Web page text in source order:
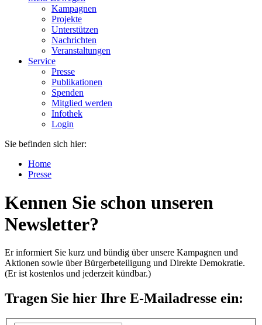
Kampagnen
Projekte
Unterstützen
Nachrichten
Veranstaltungen
Service
Presse
Publikationen
Spenden
Mitglied werden
Infothek
Login
Sie befinden sich hier:
Home
Presse
Kennen Sie schon unseren
Newsletter?
Er informiert Sie kurz und bündig über unsere Kampagnen und
Aktionen sowie über Bürgerbeteiligung und Direkte Demokratie.
(Er ist kostenlos und jederzeit kündbar.)
Tragen Sie hier Ihre E-Mailadresse ein: